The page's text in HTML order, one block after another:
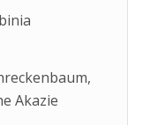
Akazie